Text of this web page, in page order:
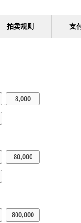
拍卖规则 支
8,000
80,000
800,000